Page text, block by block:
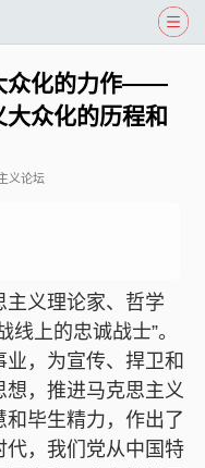
众化的力作——
众化的历程和
义论坛
义理论家、哲学
上的忠诚战士”。
，为宣传、捍卫和
，推进马克思主义
毕生精力，作出了
代，我们党从中国特